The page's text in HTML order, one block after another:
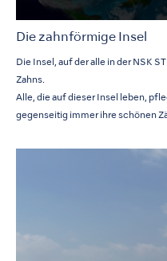
Die zahnförmige Insel
Die Insel, auf der alle in der NSK
Zahns.
Alle, die auf dieser Insel leben,
gegenseitig immer ihre schönen